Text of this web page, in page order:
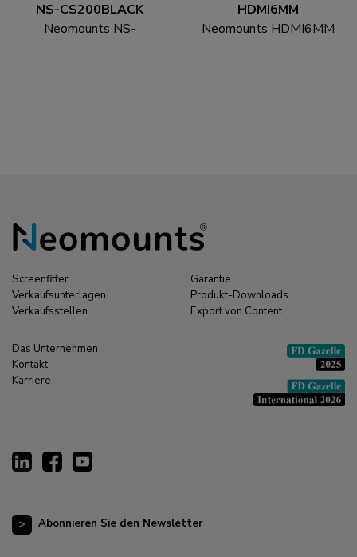
NS-CS200BLACK
Neomounts NS-
HDMI6MM
Neomounts HDMI6MM
Screenfitter
Verkaufsunterlagen
Verkaufsstellen
Garantie
Produkt-Downloads
Export von Content
Das Unternehmen
Kontakt
Karriere
Abonnieren Sie den Newsletter